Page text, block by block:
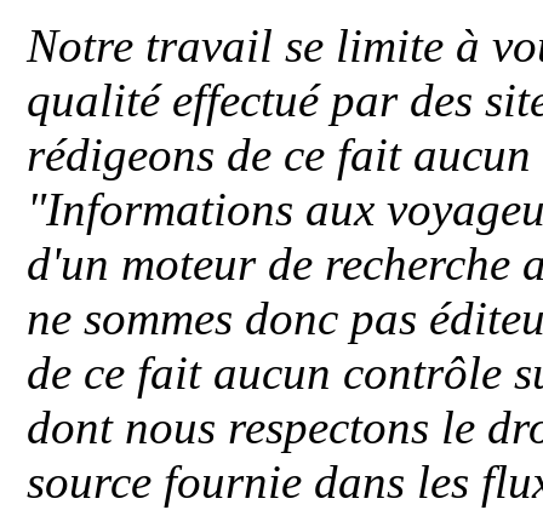
Notre travail se limite à
qualité effectué par des
rédigeons de ce fait
"Informations aux
d'un moteur de recherche
ne sommes donc pas
de ce fait aucun contrôle
dont nous respectons le
source fournie dans les